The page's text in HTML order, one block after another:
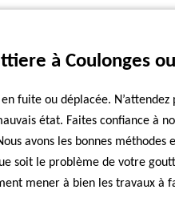
à Coulonges
fuite ou déplacée.
état. Faites confiance à
avons les bonnes
soit le problème de votre
mener à bien les travaux à